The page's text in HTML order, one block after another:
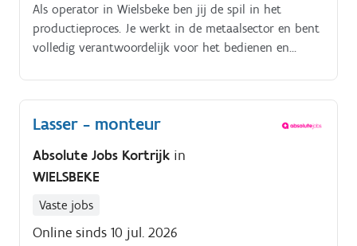
Als operator in Wielsbeke ben jij de spil in het
productieproces. Je werkt in de metaalsector en bent
volledig verantwoordelijk voor het bedienen en
Lasser - monteur
Absolute Jobs Kortrijk in
WIELSBEKE
Vaste jobs
Online sinds 10 jul. 2026